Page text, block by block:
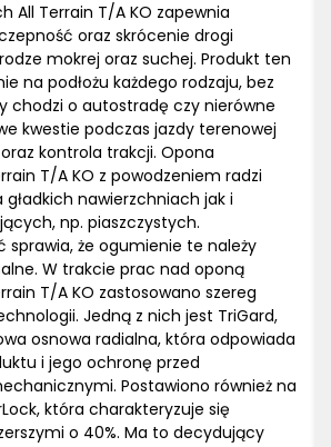
All Terrain T/A KO zapewnia
oraz skrócenie drogi
mokrej oraz suchej. Produkt ten
na podłożu każdego rodzaju, bez
chodzi o autostradę czy nierówne
kwestie podczas jazdy terenowej
kontrola trakcji. Opona
T/A KO z powodzeniem radzi
nawierzchniach jak i
np. piaszczystych.
sprawia, że ogumienie te należy
W trakcie prac nad oponą
T/A KO zastosowano szereg
Jedną z nich jest TriGard,
osnowa radialna, która odpowiada
i jego ochronę przed
Postawiono również na
która charakteryzuje się
o 40%. Ma to decydujący